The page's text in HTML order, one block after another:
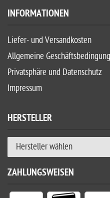
INFORMATIONEN
Liefer- und Versandkosten
Allgemeine
Privatsphäre und Datenschutz
Impressum
HERSTELLER
Hersteller wählen
ZAHLUNGSWEISEN